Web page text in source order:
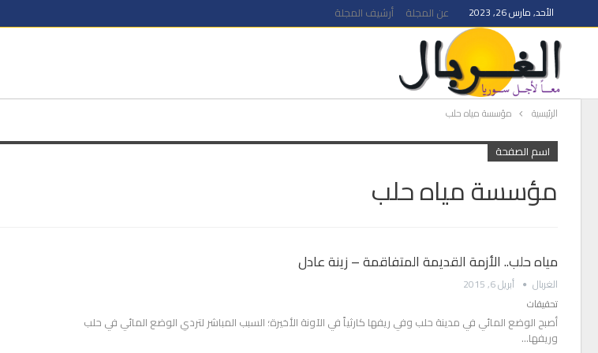
الأحد, مارس 26, 2023 عن المجلة أرشيف المجلة
الرئيسية مؤسسة مياه حلب
اسم الصفحة
مؤسسة مياه حلب
مياه حلب.. الأزمة القديمة المتفاقمة – زينة عادل
الغربال
أبريل 6, 2015
تحقيقات
أصبح الوضع المائي في مدينة حلب وفي ريفها كارثياً في الآونة الأخيرة؛ السبب المباشر لتردي الوضع المائي في حلب
وريفها…